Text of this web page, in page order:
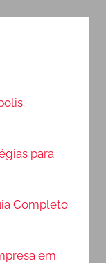
para
Completo
em